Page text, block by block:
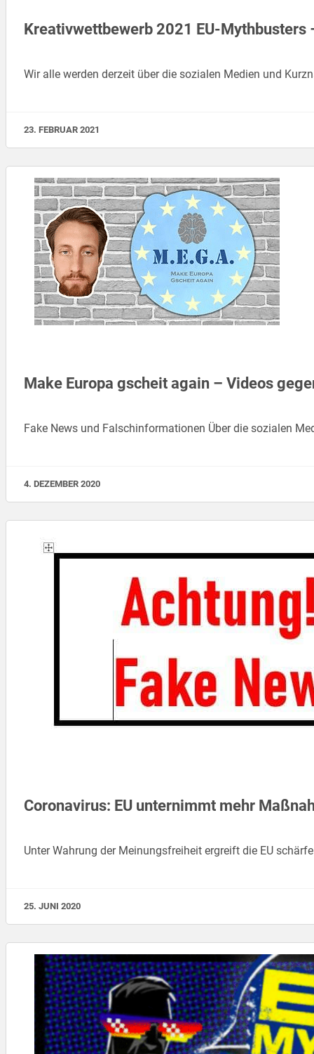
Kreativwettbewerb 2021 EU-Mythbusters
Wir alle werden derzeit über die sozialen Medien und
23. FEBRUAR 2021
Make Europa gscheit again – Videos
Fake News und Falschinformationen Über die sozialen
4. DEZEMBER 2020
Coronavirus: EU unternimmt mehr
Unter Wahrung der Meinungsfreiheit ergreift die EU
25. JUNI 2020